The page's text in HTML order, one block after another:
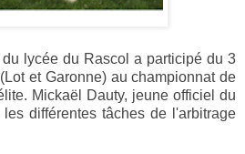
du lycée du Rascol a participé du 3
et Garonne) au championnat de
Mickaël Dauty, jeune officiel du
différentes tâches de l'arbitrage